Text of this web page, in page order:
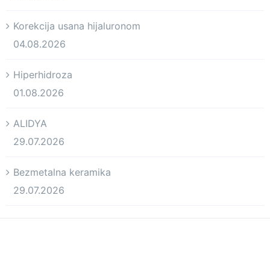
Korekcija usana hijaluronom
04.08.2026
Hiperhidroza
01.08.2026
ALIDYA
29.07.2026
Bezmetalna keramika
29.07.2026